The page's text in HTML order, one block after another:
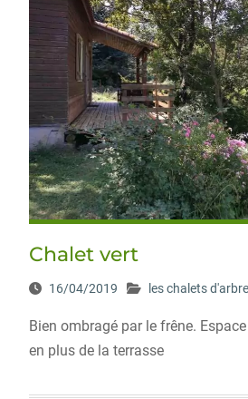
Chalet vert
16/04/2019 les chalets
Bien ombragé par le frêne.
en plus de la terrasse